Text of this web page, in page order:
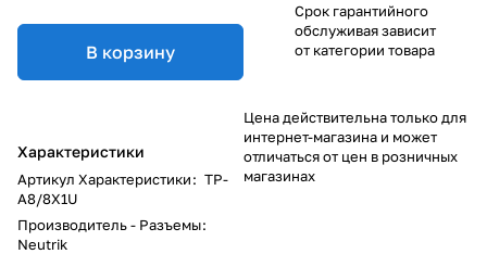
В корзину
Характеристики
Артикул Характеристики: TP-
A8/8X1U
Производитель - Разъемы:
Neutrik
Срок гарантийного
обслуживая зависит
от категории товара
Цена действительна только для
интернет-магазина и может
отличаться от цен в розничных
магазинах